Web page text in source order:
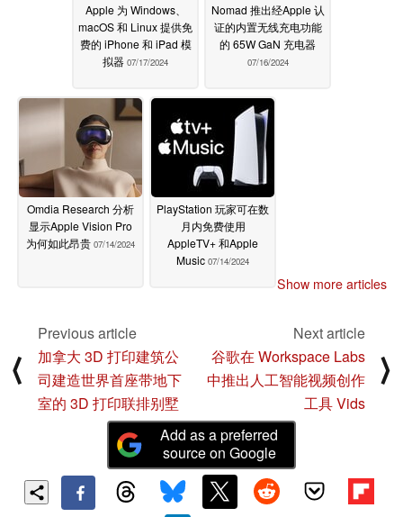
Apple 为 Windows、
macOS 和 Linux 提供免
费的 iPhone 和 iPad 模
拟器 07/17/2024
Nomad 推出经Apple 认
证的内置无线充电功能
的 65W GaN 充电器
07/16/2024
Omdia Research 分析
显示Apple Vision Pro
为何如此昂贵 07/14/2024
PlayStation 玩家可在数
月内免费使用
AppleTV+ 和Apple
Music 07/14/2024
Show more articles
⟨
Previous article
加拿大 3D 打印建筑公
司建造世界首座带地下
室的 3D 打印联排别墅
Next article
谷歌在 Workspace Labs
中推出人工智能视频创作
工具 Vids
⟩
Add as a preferred
source on Google